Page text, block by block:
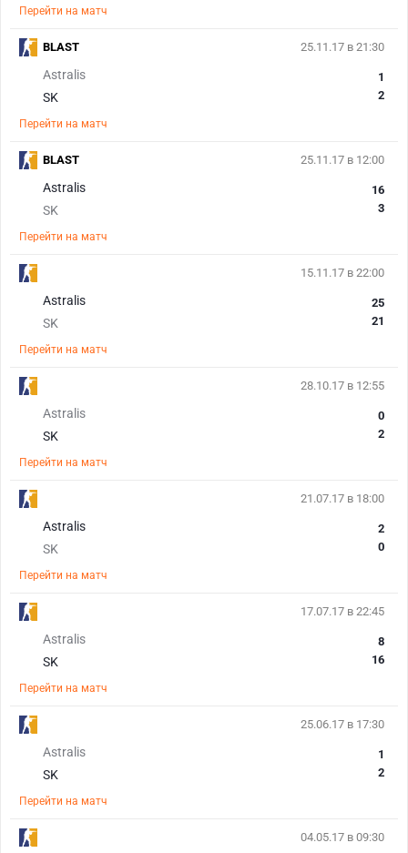
Перейти на матч
25.11.17 в 21:30
Astralis
SK
1
2
Перейти на матч
BLAST
25.11.17 в 12:00
Astralis
SK
16
3
Перейти на матч
BLAST
15.11.17 в 22:00
Astralis
SK
25
21
Перейти на матч
28.10.17 в 12:55
Astralis
SK
0
2
Перейти на матч
21.07.17 в 18:00
Astralis
SK
2
0
Перейти на матч
17.07.17 в 22:45
Astralis
SK
8
16
Перейти на матч
25.06.17 в 17:30
Astralis
SK
1
2
Перейти на матч
04.05.17 в 09:30